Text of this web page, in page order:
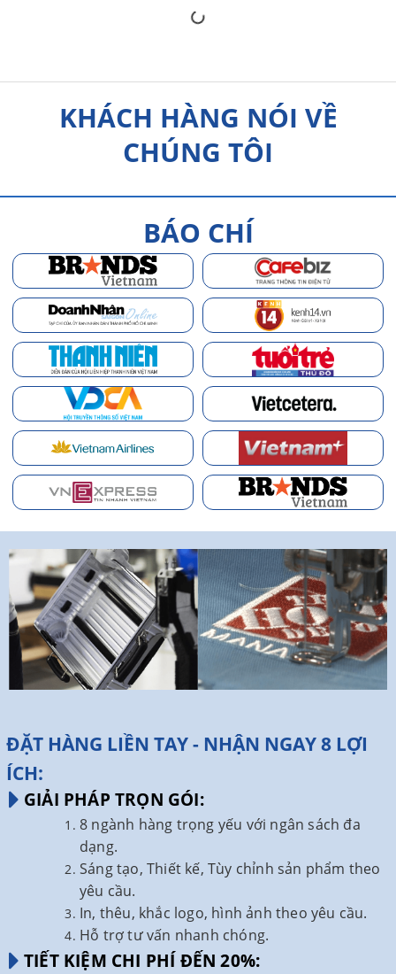
KHÁCH HÀNG NÓI VỀ
CHÚNG TÔI
BÁO CHÍ
ĐẶT HÀNG LIỀN TAY - NHẬN NGAY 8 LỢI
ÍCH:
GIẢI PHÁP TRỌN GÓI:
8 ngành hàng trọng yếu với ngân sách đa
dạng.
Sáng tạo, Thiết kế, Tùy chỉnh sản phẩm theo
yêu cầu.
In, thêu, khắc logo, hình ảnh theo yêu cầu.
Hỗ trợ tư vấn nhanh chóng.
TIẾT KIỆM CHI PHÍ ĐẾN 20%: